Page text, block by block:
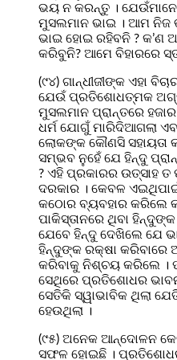
ଭୟ ନ କରନ୍ତୁ ।
ମୁସଲମାନ ଭାଇ । ଆମ ନିଜ
ଭାଇ ହୋଇ ରହିବନି ? କ’ଣ
କରିବୁନି? ଆମେ ବିହାରରେ
(୯୪) ଗାନ୍ଧୀଜୀଙ୍କ ଏହା
ଯେଉଁ ପ୍ରତିଶୋଧତ୍ମକ ଅଗ୍ନି
ମୁସଲମାନ ପ୍ରାନ୍ତରେ
ଧର୍ମ ଯୋଗୁଁ ମାରିଦିଆଗଲା
ଲୋକଙ୍କ କୌଣସି ସହାୟତା
ସମ୍ଭବ ନୁହେଁ ଯେ ହିନ୍ଦୁ
? ଏହି ପ୍ରକାରର ଉତ୍ସାହ
ଦରକାର । କେବଳ
କଠୋର ବ୍ୟବହାର କରିଲେ
ପାକିସ୍ତାନରେ ଥିବା
ଯେବେ ହିନ୍ଦୁ ଦେଖିଲେ ଯେ
ହିନ୍ଦୁଙ୍କ ରକ୍ଷା କରିବାରେ
କରିବାକୁ ନିଶ୍ଚୟ କରିଲେ ।
ସେଥିରେ ପ୍ରତିଶୋଧର
ସେତିକି ସ୍ୱାଭାବିକ ଥିଲା
ହେଉଥିଲା ।
(୯୫) ଅନେକ ଆନ୍ଦୋଳନ
ସଫଳ ହୋଇଛି ।